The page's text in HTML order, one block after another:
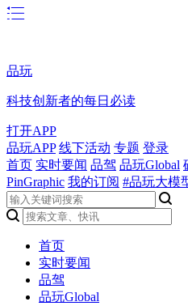
品玩
科技创新者的每日必读
打开APP
品玩APP 线下活动 专题 登录
首页 实时要闻 品驾 品玩Global
PinGraphic 我的订阅 #品玩大模
首页
实时要闻
品驾
品玩Global